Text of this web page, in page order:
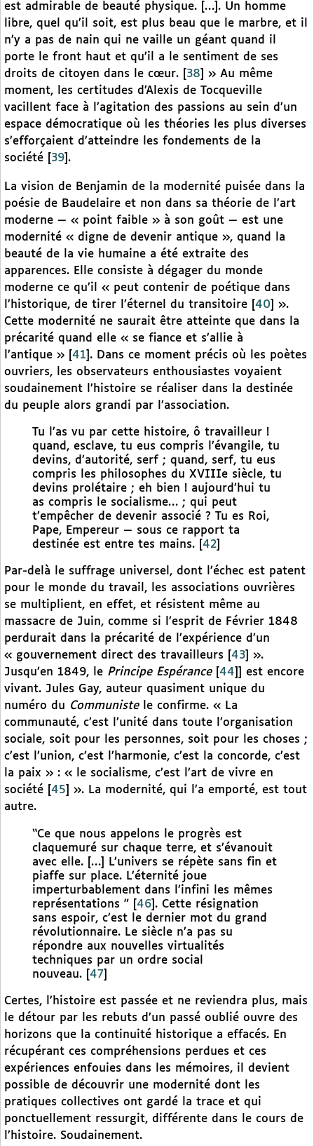
est admirable de beauté physique. […]. Un homme
libre, quel qu’il soit, est plus beau que le marbre, et il
n’y a pas de nain qui ne vaille un géant quand il
porte le front haut et qu’il a le sentiment de ses
droits de citoyen dans le cœur.
38
» Au même
moment, les certitudes d’Alexis de Tocqueville
vacillent face à l’agitation des passions au sein d’un
espace démocratique où les théories les plus diverses
s’efforçaient d’atteindre les fondements de la
société
39 .
La vision de Benjamin de la modernité puisée dans la
poésie de Baudelaire et non dans sa théorie de l’art
moderne — « point faible » à son goût — est une
modernité « digne de devenir antique », quand la
beauté de la vie humaine a été extraite des
apparences. Elle consiste à dégager du monde
moderne ce qu’il « peut contenir de poétique dans
l’historique, de tirer l’éternel du transitoire
40
».
Cette modernité ne saurait être atteinte que dans la
précarité quand elle « se fiance et s’allie à
l’antique »
41 . Dans ce moment précis où les poètes
ouvriers, les observateurs enthousiastes voyaient
soudainement l’histoire se réaliser dans la destinée
du peuple alors grandi par l’association.
Tu l’as vu par cette histoire, ô travailleur !
quand, esclave, tu eus compris l’évangile, tu
devins, d’autorité, serf ; quand, serf, tu eus
compris les philosophes du XVIIIe siècle, tu
devins prolétaire ; eh bien ! aujourd’hui tu
as compris le socialisme… ; qui peut
t’empêcher de devenir associé ? Tu es Roi,
Pape, Empereur — sous ce rapport ta
destinée est entre tes mains.
42
Par-delà le suffrage universel, dont l’échec est patent
pour le monde du travail, les associations ouvrières
se multiplient, en effet, et résistent même au
massacre de Juin, comme si l’esprit de Février 1848
perdurait dans la précarité de l’expérience d’un
« gouvernement direct des travailleurs
43
».
Jusqu’en 1849, le Principe Espérance[ 44
] est encore
vivant. Jules Gay, auteur quasiment unique du
numéro du Communistele confirme. « La
communauté, c’est l’unité dans toute l’organisation
sociale, soit pour les personnes, soit pour les choses ;
c’est l’union, c’est l’harmonie, c’est la concorde, c’est
la paix » : « le socialisme, c’est l’art de vivre en
société
45
». La modernité, qui l’a emporté, est tout
autre.
“Ce que nous appelons le progrès est
claquemuré sur chaque terre, et s’évanouit
avec elle. […] L’univers se répète sans fin et
piaffe sur place. L’éternité joue
imperturbablement dans l’infini les mêmes
représentations ”
46 . Cette résignation
sans espoir, c’est le dernier mot du grand
révolutionnaire. Le siècle n’a pas su
répondre aux nouvelles virtualités
techniques par un ordre social
nouveau.
47
Certes, l’histoire est passée et ne reviendra plus, mais
le détour par les rebuts d’un passé oublié ouvre des
horizons que la continuité historique a effacés. En
récupérant ces compréhensions perdues et ces
expériences enfouies dans les mémoires, il devient
possible de découvrir une modernité dont les
pratiques collectives ont gardé la trace et qui
ponctuellement ressurgit, différente dans le cours de
l’histoire. Soudainement.